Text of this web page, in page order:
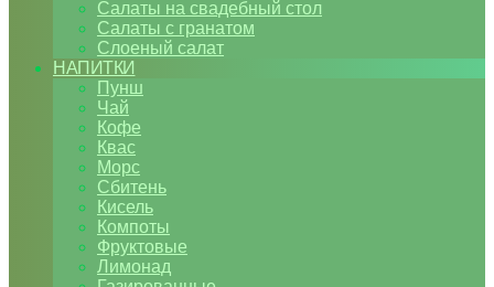
Салаты на свадебный стол
Салаты с гранатом
Слоеный салат
НАПИТКИ
Пунш
Чай
Кофе
Квас
Морс
Сбитень
Кисель
Компоты
Фруктовые
Лимонад